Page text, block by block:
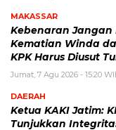
MAKASSAR
Kebenaran Jangan
Kematian Winda
KPK Harus Diusut
Jumat, 7 Agu 2026 - 15:20
DAERAH
Ketua KAKI Jatim:
Tunjukkan